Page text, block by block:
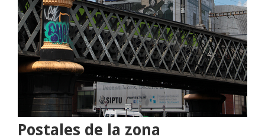
Postales de la zona